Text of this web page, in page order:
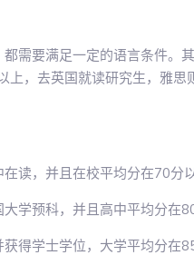
需要满足一定的语言条件。
上，去英国就读研究生，雅
读，并且在校平均分在70分以
学预科，并且高中平均分在80
得学士学位，大学平均分在85